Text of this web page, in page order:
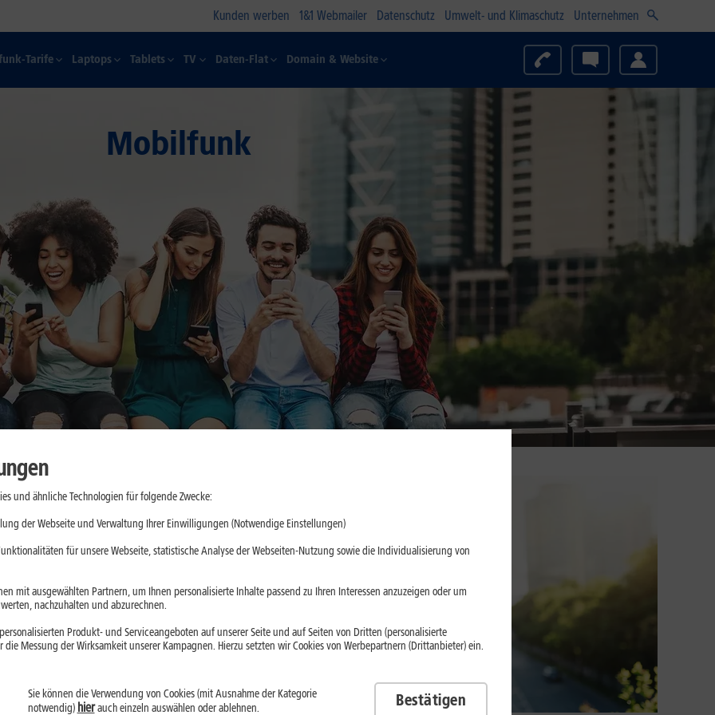
Kunden werben 1&1 Webmailer Datenschutz Umwelt- und Klimaschutz Unternehmen
Tarife Laptops Tablets TV Daten-Flat Domain & Website
Mobilfunk
Updates
belasten. Mit
kannst Du
und ähnliche Technologien für folgende Zwecke:
der Webseite und Verwaltung Ihrer Einwilligungen (Notwendige Einstellungen)
für unsere Webseite, statistische Analyse der Webseiten-Nutzung sowie die Individualisierung von
mit ausgewählten Partnern, um Ihnen personalisierte Inhalte passend zu Ihren Interessen anzuzeigen oder um
nachzuhalten und abzurechnen.
Produkt- und Serviceangeboten auf unserer Seite und auf Seiten von Dritten (personalisierte
Messung der Wirksamkeit unserer Kampagnen. Hierzu setzten wir Cookies von Werbepartnern (Drittanbieter) ein.
Sie können die Verwendung von Cookies (mit Ausnahme der Kategorie
notwendig) hierauch einzeln auswählen oder ablehnen. Bestätigen